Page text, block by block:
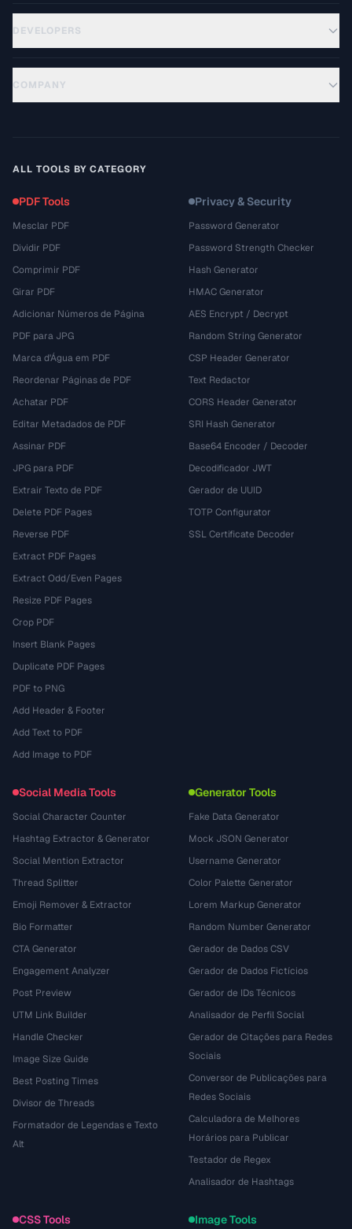
DEVELOPERS
COMPANY
ALL TOOLS BY CATEGORY
PDF Tools
Mesclar PDF
Dividir PDF
Comprimir PDF
Girar PDF
Adicionar Números de Página
PDF para JPG
Marca d'Água em PDF
Reordenar Páginas de PDF
Achatar PDF
Editar Metadados de PDF
Assinar PDF
JPG para PDF
Extrair Texto de PDF
Delete PDF Pages
Reverse PDF
Extract PDF Pages
Extract Odd/Even Pages
Resize PDF Pages
Crop PDF
Insert Blank Pages
Duplicate PDF Pages
PDF to PNG
Add Header & Footer
Add Text to PDF
Add Image to PDF
Privacy & Security
Password Generator
Password Strength Checker
Hash Generator
HMAC Generator
AES Encrypt / Decrypt
Random String Generator
CSP Header Generator
Text Redactor
CORS Header Generator
SRI Hash Generator
Base64 Encoder / Decoder
Decodificador JWT
Gerador de UUID
TOTP Configurator
SSL Certificate Decoder
Social Media Tools
Social Character Counter
Hashtag Extractor & Generator
Social Mention Extractor
Thread Splitter
Emoji Remover & Extractor
Bio Formatter
CTA Generator
Engagement Analyzer
Post Preview
UTM Link Builder
Handle Checker
Image Size Guide
Best Posting Times
Divisor de Threads
Formatador de Legendas e Texto
Alt
Generator Tools
Fake Data Generator
Mock JSON Generator
Username Generator
Color Palette Generator
Lorem Markup Generator
Random Number Generator
Gerador de Dados CSV
Gerador de Dados Fictícios
Gerador de IDs Técnicos
Analisador de Perfil Social
Gerador de Citações para Redes
Sociais
Conversor de Publicações para
Redes Sociais
Calculadora de Melhores
Horários para Publicar
Testador de Regex
Analisador de Hashtags
CSS Tools Image Tools